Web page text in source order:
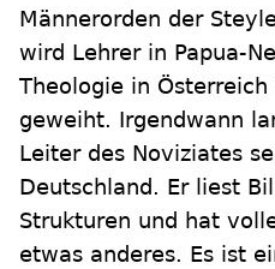
Männerorden der
wird Lehrer in Papua-
Theologie in
geweiht. Irgendwann
Leiter des Noviziates
Deutschland. Er liest
Strukturen und hat
etwas anderes. Es ist